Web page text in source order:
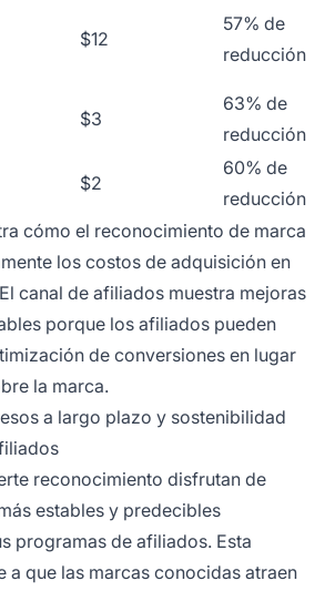
$12
57% de
reducción
$3
63% de
reducción
$2
60% de
reducción
cómo el reconocimiento de marca
los costos de adquisición en
canal de afiliados muestra mejoras
porque los afiliados pueden
de conversiones en lugar
la marca.
a largo plazo y sostenibilidad
reconocimiento disfrutan de
estables y predecibles
programas de afiliados. Esta
a que las marcas conocidas atraen